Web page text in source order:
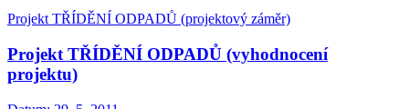
Projekt TŘÍDĚNÍ ODPADŮ (projektový záměr)
Projekt TŘÍDĚNÍ ODPADŮ (vyhodnocení
projektu)